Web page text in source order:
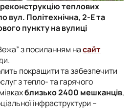
теплових
вул. Політехнічна, 2-Е та
пункту на вулиці
з посиланням насайт
покращити та забезпечити
з тепло- та гарячого
близько 2400 мешканців,
інфраструктури –